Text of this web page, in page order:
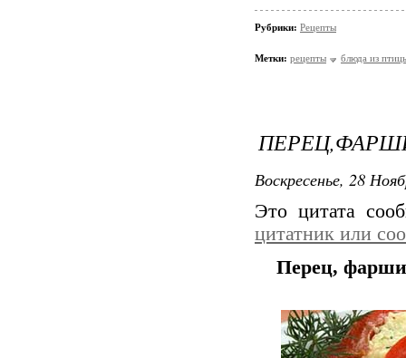
Рубрики: Рецепты
Метки: рецепты блюда из
Воскресенье, 28
Это цитата
цитатник или
Перец,